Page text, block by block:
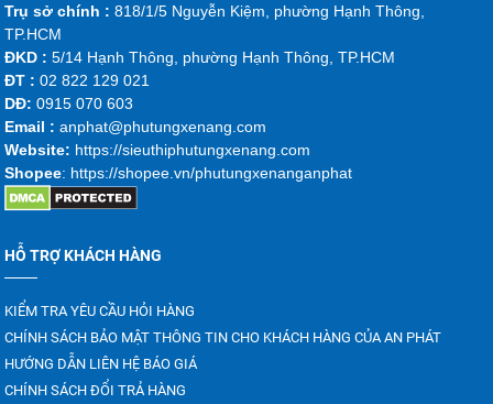
Trụ sở chính : 818/1/5 Nguyễn Kiệm, phường Hạnh Thông,
TP.HCM
ĐKD :5/14 Hạnh Thông, phường Hạnh Thông, TP.HCM
ĐT : 02 822 129 021
DĐ:0915 070 603
Email :anphat@phutungxenang.com
Website: https://sieuthiphutungxenang.com
Shopee: https://shopee.vn/phutungxenanganphat
HỖ TRỢ KHÁCH HÀNG
KIỂM TRA YÊU CẦU HỎI HÀNG
CHÍNH SÁCH BẢO MẬT THÔNG TIN CHO KHÁCH HÀNG CỦA AN PHÁT
HƯỚNG DẪN LIÊN HỆ BÁO GIÁ
CHÍNH SÁCH ĐỔI TRẢ HÀNG